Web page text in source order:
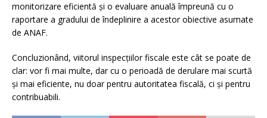
monitorizare eficientă și o evaluare anuală împreună cu o
raportare a gradului de îndeplinire a acestor obiective asumate
de ANAF.
Concluzionând, viitorul inspecțiilor fiscale este cât se poate de
clar: vor fi mai multe, dar cu o perioadă de derulare mai scurtă
și mai eficiente, nu doar pentru autoritatea fiscală, ci și pentru
contribuabili.